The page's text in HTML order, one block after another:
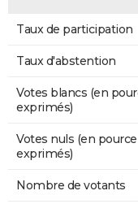
Taux de participation
Taux d'abstention
Votes blancs (en
exprimés)
Votes nuls (en
exprimés)
Nombre de votants